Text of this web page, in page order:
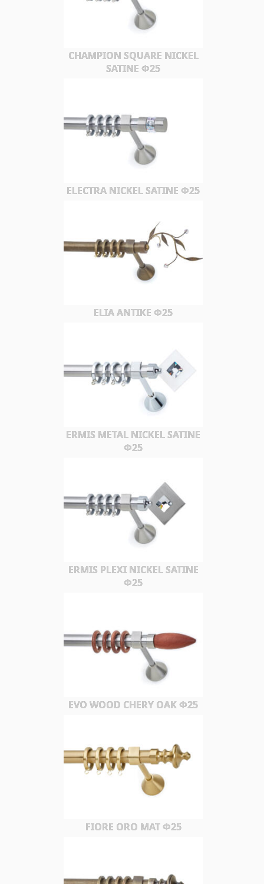
CHAMPION SQUARE NICKEL
SATINE Φ25
ELECTRA NICKEL SATINE Φ25
ELIA ΑΝΤΙΚΕ Φ25
ERMIS METAL NICKEL SATINE
Φ25
ERMIS PLEXI NICKEL SATINE
Φ25
EVO WOOD CHERY OAK Φ25
FIORE ORO MAT Φ25